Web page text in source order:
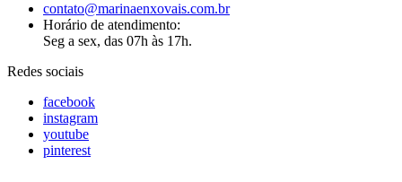
contato@marinaenxovais.com.br
Horário de atendimento:
Seg a sex, das 07h às 17h.
Redes sociais
facebook
instagram
youtube
pinterest